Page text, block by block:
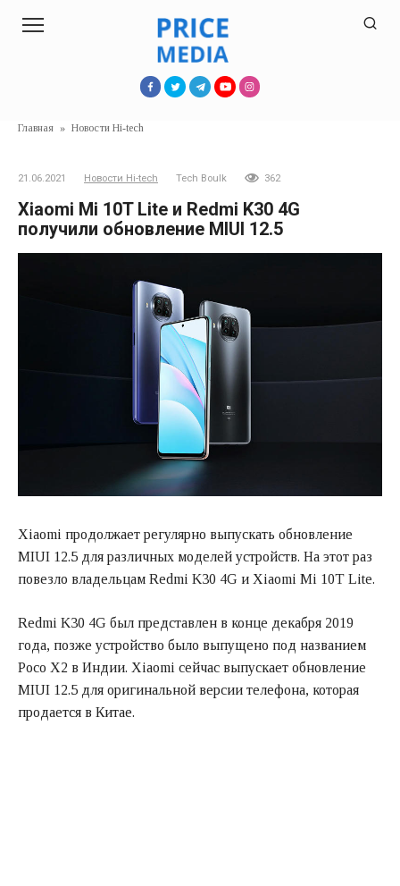
Главная » Новости Hi-tech
21.06.2021 Новости Hi-tech Tech Boulk 362
Xiaomi Mi 10T Lite и Redmi K30 4G
получили обновление MIUI 12.5
Xiaomi продолжает регулярно выпускать обновление
MIUI 12.5 для различных моделей устройств. На этот раз
повезло владельцам Redmi K30 4G и Xiaomi Mi 10T Lite.
Redmi K30 4G был представлен в конце декабря 2019
года, позже устройство было выпущено под названием
Poco X2 в Индии. Xiaomi сейчас выпускает обновление
MIUI 12.5 для оригинальной версии телефона, которая
продается в Китае.